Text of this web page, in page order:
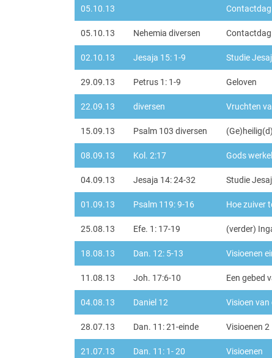
05.10.13
05.10.13 Nehemia diversen
02.10.13 Jesaja 15: 1-9 Studie
29.09.13 Petrus 1: 1-9 Geloven
22.09.13 diversen Vruchten
15.09.13 Psalm 103 diversen (Ge)heilig(d)
08.09.13 Kol. 2:17 Gods
04.09.13 Jesaja 14: 24-32 Studie
01.09.13 Psalm 119: 9-16 Hoe zuiver
25.08.13 Efe. 1: 17-19 (verder)
18.08.13 Dan. 12: 5-13 Visioenen
11.08.13 Joh. 17:6-10 Een gebed
04.08.13 Daniel 12 Visioen van
28.07.13 Dan. 11: 21-einde Visioenen 2
21.07.13 Dan. 11: 1- 20 Visioenen